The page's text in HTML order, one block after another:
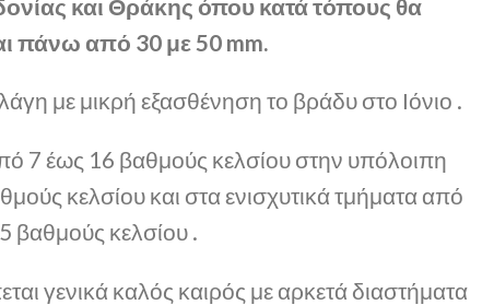
και Θράκης όπου κατά τόπους θα
πάνω από 30 με 50 mm.
με μικρή εξασθένηση το βράδυ στο Ιόνιο .
7 έως 16 βαθμούς κελσίου στην υπόλοιπη
κελσίου και στα ενισχυτικά τμήματα από
βαθμούς κελσίου .
γενικά καλός καιρός με αρκετά διαστήματα